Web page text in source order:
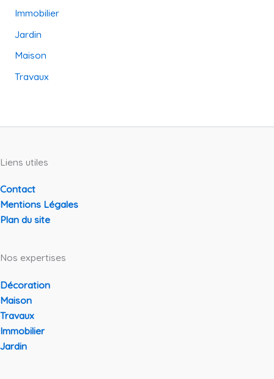
Immobilier
Jardin
Maison
Travaux
Liens utiles
Contact
Mentions Légales
Plan du site
Nos expertises
Décoration
Maison
Travaux
Immobilier
Jardin